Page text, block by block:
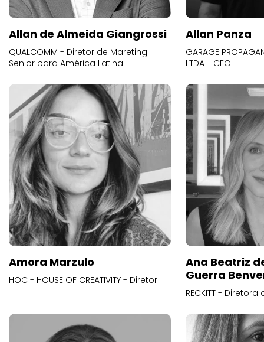
Allan de Almeida Giangrossi
QUALCOMM - Diretor de Mareting
Senior para América Latina
Allan Panza
GARAGE
LTDA - CEO
Amora Marzulo
HOC - HOUSE OF CREATIVITY - Diretor
Ana Beatriz
Guerra
RECKITT -